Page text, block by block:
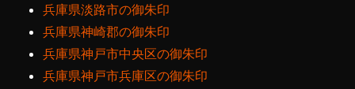
兵庫県淡路市の御朱印
兵庫県神崎郡の御朱印
兵庫県神戸市中央区の御朱印
兵庫県神戸市兵庫区の御朱印